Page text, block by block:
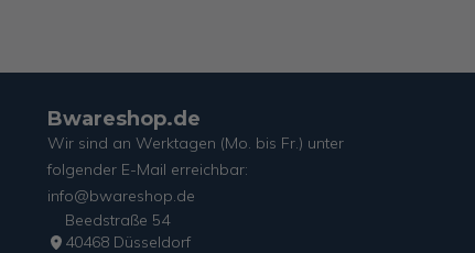
Bwareshop.de
Wir sind an Werktagen (Mo. bis Fr.) unter
folgender E-Mail erreichbar:
info@bwareshop.de
Beedstraße 54
40468 Düsseldorf